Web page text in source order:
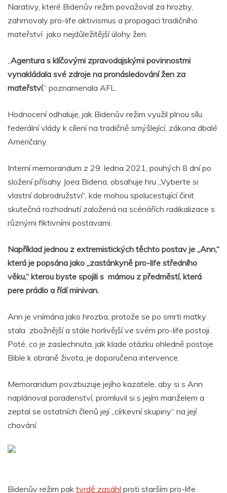
Narativy, které Bidenův režim považoval za hrozby,
zahrnovaly pro-life aktivismus a propagaci tradičního
mateřství jako nejdůležitější úlohy žen.
„Agentura s klíčovými zpravodajskými povinnostmi
vynakládala své zdroje na pronásledování žen za
mateřství,“ poznamenala AFL.
Hodnocení odhaluje, jak Bidenův režim využil plnou sílu
federální vlády k cílení na tradičně smýšlející, zákona dbalé
Američany.
Interní memorandum z 29. ledna 2021, pouhých 8 dní po
složení přísahy Joea Bidena, obsahuje hru „Vyberte si
vlastní dobrodružství“, kde mohou spolucestující činit
skutečná rozhodnutí založená na scénářích radikalizace s
různými fiktivními postavami.
Například jednou z extremistických těchto postav je „Ann,“
která je popsána jako „zastánkyně pro-life středního
věku,“ kterou byste spojili s mámou z předměstí, která
pere prádlo a řídí minivan.
Ann je vnímána jako hrozba, protože se po smrti matky
stala zbožnější a stále horlivější ve svém pro-life postoji.
Poté, co je zaslechnuta, jak klade otázku ohledně postoje
Bible k obraně života, je doporučena intervence.
Memorandum povzbuzuje jejího kazatele, aby si s Ann
naplánoval poradenství, promluvil si s jejím manželem a
zeptal se ostatních členů její „církevní skupiny“ na její
chování.
Bidenův režim pak tvrdě zasáhl proti starším pro-life